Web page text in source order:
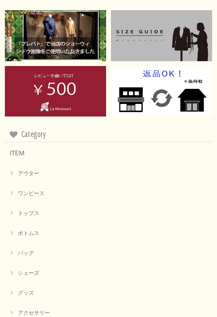
Category
ITEM
アウター
ワンピース
トップス
ボトムス
バッグ
シューズ
グッズ
アクセサリー